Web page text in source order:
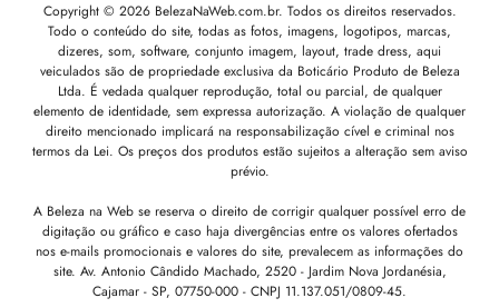
Copyright © 2026 BelezaNaWeb.com.br. Todos os direitos reservados.
Todo o conteúdo do site, todas as fotos, imagens, logotipos, marcas,
dizeres, som, software, conjunto imagem, layout, trade dress, aqui
veiculados são de propriedade exclusiva da Boticário Produto de Beleza
Ltda. É vedada qualquer reprodução, total ou parcial, de qualquer
elemento de identidade, sem expressa autorização. A violação de qualquer
direito mencionado implicará na responsabilização cível e criminal nos
termos da Lei. Os preços dos produtos estão sujeitos a alteração sem aviso
prévio.
A Beleza na Web se reserva o direito de corrigir qualquer possível erro de
digitação ou gráfico e caso haja divergências entre os valores ofertados
nos e-mails promocionais e valores do site, prevalecem as informações do
site. Av. Antonio Cândido Machado, 2520 - Jardim Nova Jordanésia,
Cajamar - SP, 07750-000 - CNPJ 11.137.051/0809-45.